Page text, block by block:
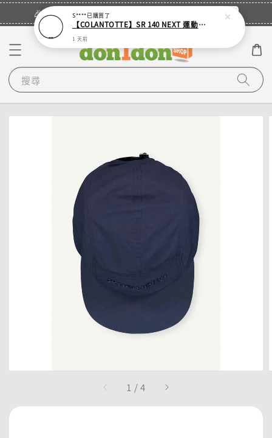
🎉登入會員・領取您的專屬折扣券！ 立即登入
搜尋
1 /4
S****已購買了
【COLANTOTTE】SR 140 NEXT 運動機能磁石項圈
1 天前